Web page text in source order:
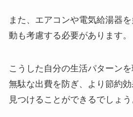
また、エアコンや電気給湯器
動も考慮する必要があります。
こうした自分の生活パターンを
無駄な出費を防ぎ、より節約
見つけることができるでしょう